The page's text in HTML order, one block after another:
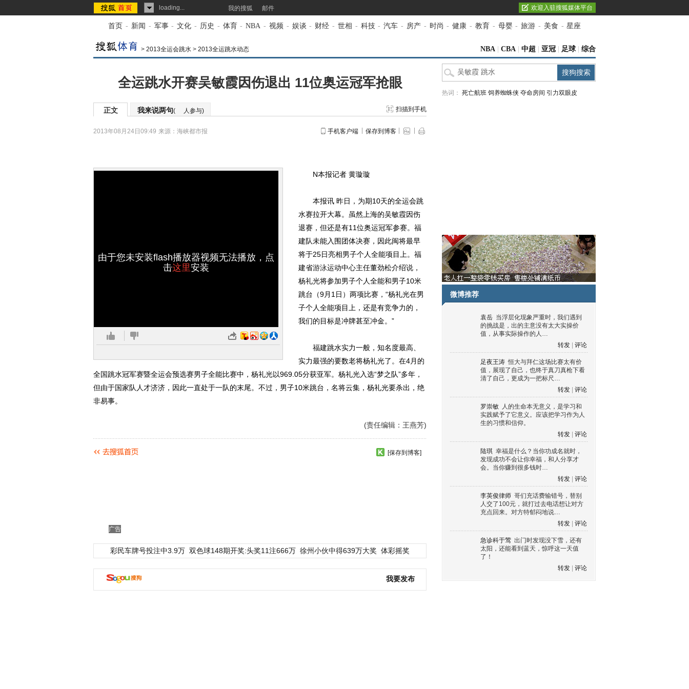
loading... 我的搜狐 邮件 欢迎入驻搜狐媒体平台
首页 - 新闻 - 军事 - 文化 - 历史 - 体育 - NBA - 视频 - 娱谈 - 财经 - 世相 - 科技 - 汽车 - 房产 - 时尚 - 健康 - 教育 - 母婴 - 旅游 - 美食 - 星座
> 2013全运会跳水 > 2013全运跳水动态 NBA CBA 中超 亚冠 足球 综合
全运跳水开赛吴敏霞因伤退出 11位奥运冠军抢眼
正文 我来说两句( 人参与) 扫描到手机
2013年08月24日09:49 来源： 海峡都市报 手机客户端 保存到博客
由于您未安装flash播放器视频无法播放，点
击这里安装
N本报记者 黄璇璇
本报讯 昨日，为期10天的全运会跳
水赛拉开大幕。虽然上海的吴敏霞因伤
退赛，但还是有11位奥运冠军参赛。福
建队未能入围团体决赛，因此闽将最早
将于25日亮相男子个人全能项目上。福
建省游泳运动中心主任董劲松介绍说，
杨礼光将参加男子个人全能和男子10米
跳台（9月1日）两项比赛，“杨礼光在男
子个人全能项目上，还是有竞争力的，
我们的目标是冲牌甚至冲金。”
福建跳水实力一般，知名度最高、
实力最强的要数老将杨礼光了。在4月的
全国跳水冠军赛暨全运会预选赛男子全能比赛中，杨礼光以969.05分获亚军。杨礼光入选“梦之队”多年，
但由于国家队人才济济，因此一直处于一队的末尾。不过，男子10米跳台，名将云集，杨礼光要杀出，绝
非易事。
(责任编辑：王燕芳)
[保存到博客]
广告
彩民车牌号投注中3.9万 双色球148期开奖:头奖11注666万 徐州小伙中得639万大奖 体彩摇奖
我要发布
热词： 死亡航班 饲养蜘蛛侠 夺命房间 引力双眼皮
微博推荐
袁岳 当浮层化现象严重时，我们遇到
的挑战是，出的主意没有太大实操价
值，从事实际操作的人…
转发
评论
足夜王涛 恒大与拜仁这场比赛太有价
值，展现了自己，也终于真刀真枪下看
清了自己，更成为一把标尺…
转发
评论
罗崇敏 人的生命本无意义，是学习和
实践赋予了它意义。应该把学习作为人
生的习惯和信仰。
转发
评论
陆琪 幸福是什么？当你功成名就时，
发现成功不会让你幸福，和人分享才
会。当你赚到很多钱时…
转发
评论
李英俊律师 哥们充话费输错号，替别
人交了100元，就打过去电话想让对方
充点回来。对方特郁闷地说…
转发
评论
急诊科于莺 出门时发现没下雪，还有
太阳，还能看到蓝天，惊呼这一天值
了！
转发
评论